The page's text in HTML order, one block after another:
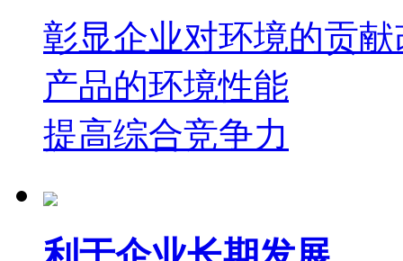
彰显企业对环境的贡献
产品的环境性能
提高综合竞争力